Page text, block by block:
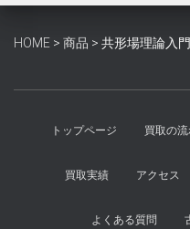
し
HOME > 商品 > 共形場理論入
トップページ 買取の
買取実績 アクセス
よくある質問